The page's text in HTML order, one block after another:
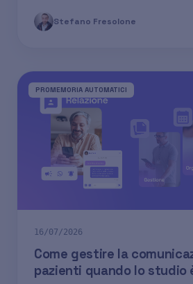
Stefano Fresolone
PROMEMORIA AUTOMATICI
16/07/2026
Come gestire la
pazienti quando lo studio